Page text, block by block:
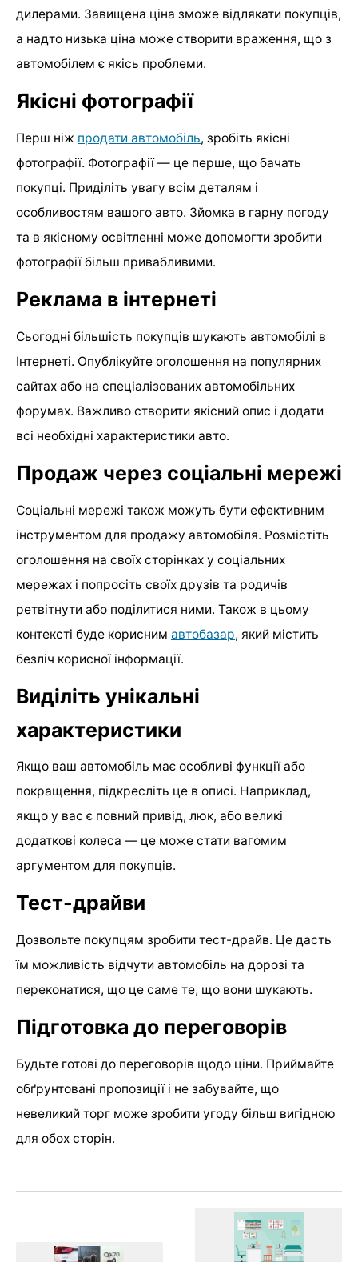
дилерами. Завищена ціна зможе відлякати покупців,
а надто низька ціна може створити враження, що з
автомобілем є якісь проблеми.
Якісні фотографії
Перш ніж продати автомобіль, зробіть якісні
фотографії. Фотографії — це перше, що бачать
покупці. Приділіть увагу всім деталям і
особливостям вашого авто. Зйомка в гарну погоду
та в якісному освітленні може допомогти зробити
фотографії більш привабливими.
Реклама в інтернеті
Сьогодні більшість покупців шукають автомобілі в
Інтернеті. Опублікуйте оголошення на популярних
сайтах або на спеціалізованих автомобільних
форумах. Важливо створити якісний опис і додати
всі необхідні характеристики авто.
Продаж через соціальні мережі
Соціальні мережі також можуть бути ефективним
інструментом для продажу автомобіля. Розмістіть
оголошення на своїх сторінках у соціальних
мережах і попросіть своїх друзів та родичів
ретвітнути або поділитися ними. Також в цьому
контексті буде корисним автобазар, який містить
безліч корисної інформації.
Виділіть унікальні
характеристики
Якщо ваш автомобіль має особливі функції або
покращення, підкресліть це в описі. Наприклад,
якщо у вас є повний привід, люк, або великі
додаткові колеса — це може стати вагомим
аргументом для покупців.
Тест-драйви
Дозвольте покупцям зробити тест-драйв. Це дасть
їм можливість відчути автомобіль на дорозі та
переконатися, що це саме те, що вони шукають.
Підготовка до переговорів
Будьте готові до переговорів щодо ціни. Приймайте
обґрунтовані пропозиції і не забувайте, що
невеликий торг може зробити угоду більш вигідною
для обох сторін.